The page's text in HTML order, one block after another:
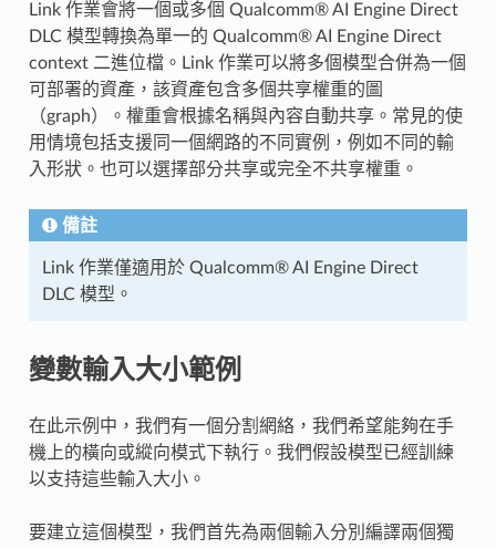
Link 作業會將一個或多個 Qualcomm® AI Engine Direct
DLC 模型轉換為單一的 Qualcomm® AI Engine Direct
context 二進位檔。Link 作業可以將多個模型合併為一個
可部署的資產，該資產包含多個共享權重的圖
（graph）。權重會根據名稱與內容自動共享。常見的使
用情境包括支援同一個網路的不同實例，例如不同的輸
入形狀。也可以選擇部分共享或完全不共享權重。
備註
Link 作業僅適用於 Qualcomm® AI Engine Direct
DLC 模型。
變數輸入大小範例
在此示例中，我們有一個分割網絡，我們希望能夠在手
機上的橫向或縱向模式下執行。我們假設模型已經訓練
以支持這些輸入大小。
要建立這個模型，我們首先為兩個輸入分別編譯兩個獨